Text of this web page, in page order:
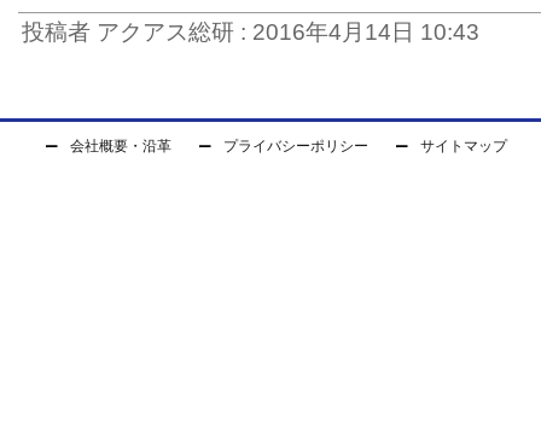
投稿者 アクアス総研 : 2016年4月14日 10:43
会社概要・沿革 プライバシーポリシー サイトマップ